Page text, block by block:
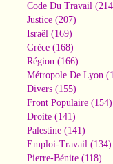
Code Du Travail
Justice (207)
Israël (169)
Grèce (168)
Région (166)
Métropole De Lyon
Divers (155)
Front Populaire (154)
Droite (141)
Palestine (141)
Emploi-Travail (134)
Pierre-Bénite (118)